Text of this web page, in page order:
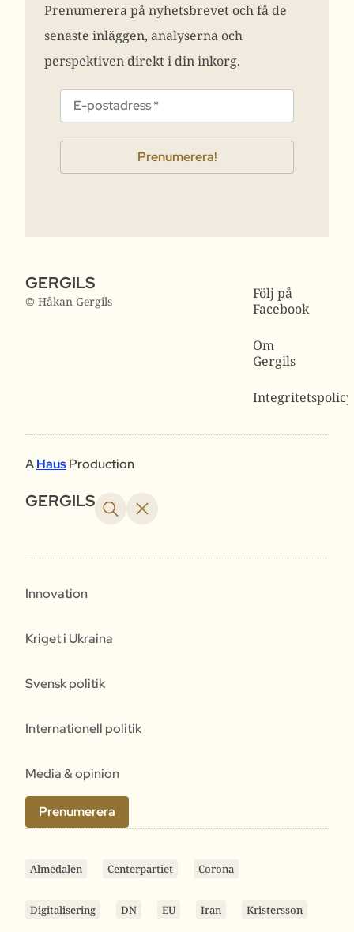
Prenumerera på nyhetsbrevet och få de
senaste inläggen, analyserna och
perspektiven direkt i din inkorg.
GERGILS
© Håkan Gergils
Följ på
Facebook
Om
Gergils
Integritetspolicy
AHausProduction
GERGILS
Innovation
Kriget i Ukraina
Svensk politik
Internationell politik
Media & opinion
Prenumerera
Almedalen Centerpartiet Corona
Digitalisering DN EU Iran Kristersson